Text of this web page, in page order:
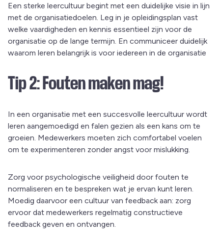
Een sterke leercultuur begint met een duidelijke visie in lijn
met de organisatiedoelen. Leg in je opleidingsplan vast
welke vaardigheden en kennis essentieel zijn voor de
organisatie op de lange termijn. En communiceer duidelijk
waarom leren belangrijk is voor iedereen in de organisatie
Tip 2: Fouten maken mag!
In een organisatie met een succesvolle leercultuur wordt
leren aangemoedigd en falen gezien als een kans om te
groeien. Medewerkers moeten zich comfortabel voelen
om te experimenteren zonder angst voor mislukking.
Zorg voor psychologische veiligheid door fouten te
normaliseren en te bespreken wat je ervan kunt leren.
Moedig daarvoor een cultuur van feedback aan: zorg
ervoor dat medewerkers regelmatig constructieve
feedback geven en ontvangen.